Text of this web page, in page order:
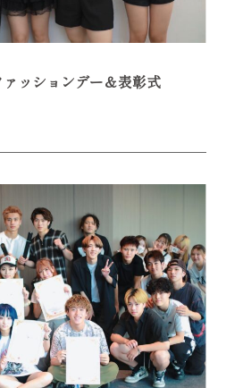
ッションデー＆表彰式